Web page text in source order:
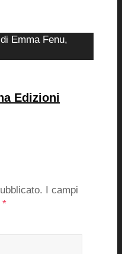
Edizioni
I campi
*